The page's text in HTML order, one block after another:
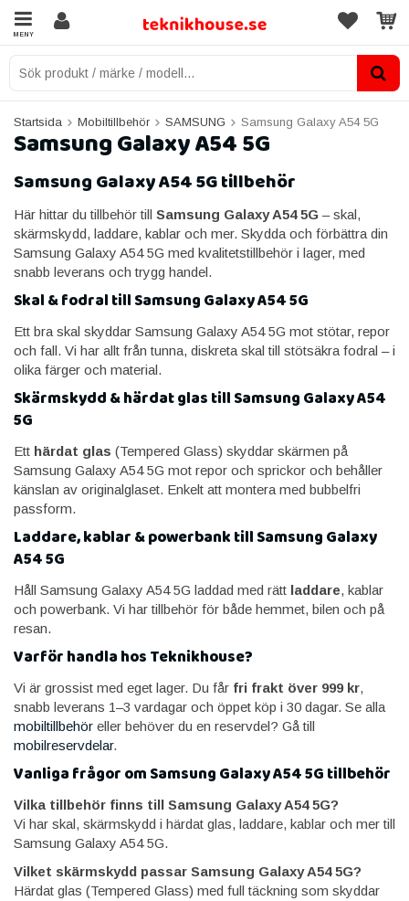
MENY
Startsida Mobiltillbehör SAMSUNG Samsung Galaxy A54 5G
Samsung Galaxy A54 5G
Samsung Galaxy A54 5G tillbehör
Här hittar du tillbehör till Samsung Galaxy A54 5G – skal,
skärmskydd, laddare, kablar och mer. Skydda och förbättra din
Samsung Galaxy A54 5G med kvalitetstillbehör i lager, med
snabb leverans och trygg handel.
Skal & fodral till Samsung Galaxy A54 5G
Ett bra skal skyddar Samsung Galaxy A54 5G mot stötar, repor
och fall. Vi har allt från tunna, diskreta skal till stötsäkra fodral – i
olika färger och material.
Skärmskydd & härdat glas till Samsung Galaxy A54
5G
Ett härdat glas (Tempered Glass) skyddar skärmen på
Samsung Galaxy A54 5G mot repor och sprickor och behåller
känslan av originalglaset. Enkelt att montera med bubbelfri
passform.
Laddare, kablar & powerbank till Samsung Galaxy
A54 5G
Håll Samsung Galaxy A54 5G laddad med rätt laddare, kablar
och powerbank. Vi har tillbehör för både hemmet, bilen och på
resan.
Varför handla hos Teknikhouse?
Vi är grossist med eget lager. Du får fri frakt över 999 kr,
snabb leverans 1–3 vardagar och öppet köp i 30 dagar. Se alla
mobiltillbehör eller behöver du en reservdel? Gå till
mobilreservdelar.
Vanliga frågor om Samsung Galaxy A54 5G tillbehör
Vilka tillbehör finns till Samsung Galaxy A54 5G?
Vi har skal, skärmskydd i härdat glas, laddare, kablar och mer till
Samsung Galaxy A54 5G.
Vilket skärmskydd passar Samsung Galaxy A54 5G?
Härdat glas (Tempered Glass) med full täckning som skyddar